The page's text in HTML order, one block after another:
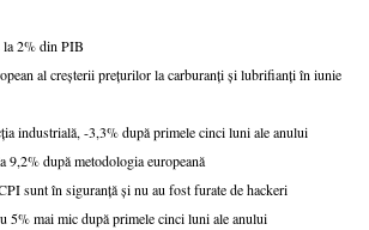
la 2% din PIB
al creșterii prețurilor la carburanți și lubrifianți în iunie
industrială, -3,3% după primele cinci luni ale anului
9,2% după metodologia europeană
sunt în siguranță și nu au fost furate de hackeri
5% mai mic după primele cinci luni ale anului